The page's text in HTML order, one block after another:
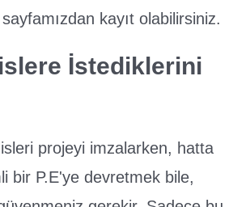
kayıt olabilirsiniz.
İstediklerini
projeyi imzalarken, hatta
bir P.E'ye devretmek bile,